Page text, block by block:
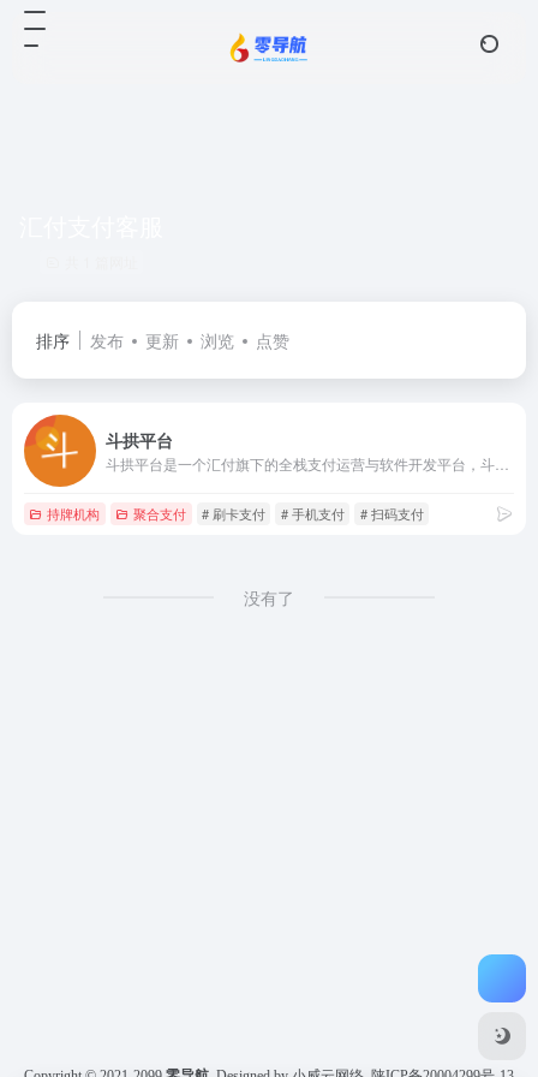
排序 发布 更新 浏览 点赞
斗拱平台
持牌机构 聚合支付 # 刷卡支付 # 手机支付 # 扫码支付
没有了